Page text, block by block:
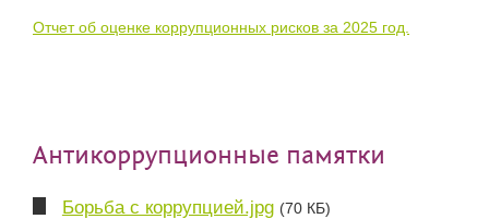
Отчет об оценке коррупционных рисков за 2025 год.
Антикоррупционные памятки
Борьба с коррупцией.jpg (70 КБ)